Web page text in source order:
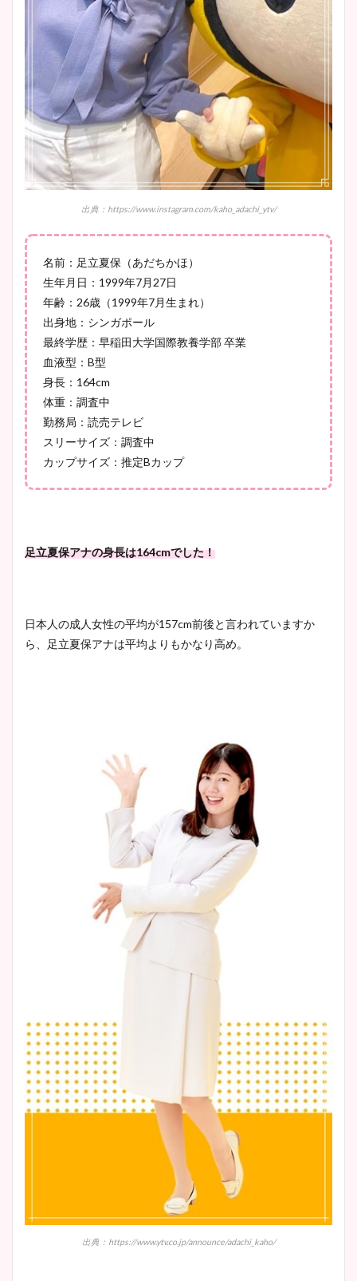
イエット方は？昔と現在を画
像比較！
豊島実季アナのカップ画像ま
とめ！美脚や水着姿に年齢も
調査！
宇賀神メグアナのニット画像
まとめ！足も美脚でカップも
凄い！
池谷実悠アナのメガネ画像が
かわいい！カップや水着姿も
まとめた！
出典：https://www.instagram.com/kaho_adachi_ytv/
名前：足立夏保（あだちかほ）
生年月日：1999年7月27日
年齢：26歳（1999年7月生まれ）
出身地：シンガポール
最終学歴：早稲田大学国際教養学部 卒業
血液型：B型
身長：164cm
体重：調査中
勤務局：読売テレビ
スリーサイズ：調査中
カップサイズ：推定Bカップ
足立夏保アナの身長は164cmでした！
日本人の成人女性の平均が157cm前後と言われていますか
ら、足立夏保アナは平均よりもかなり高め。
出典：https://www.ytv.co.jp/announce/adachi_kaho/